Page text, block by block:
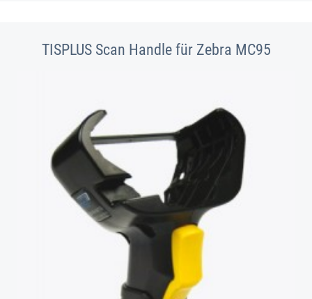
TISPLUS Scan Handle für Zebra MC95